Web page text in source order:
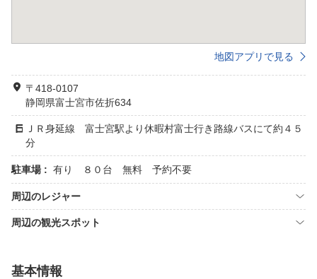
地図アプリで見る
〒418-0107
静岡県富士宮市佐折634
ＪＲ身延線 富士宮駅より休暇村富士行き路線バスにて約４５
分
駐車場 : 有り ８０台 無料 予約不要
周辺のレジャー
周辺の観光スポット
基本情報